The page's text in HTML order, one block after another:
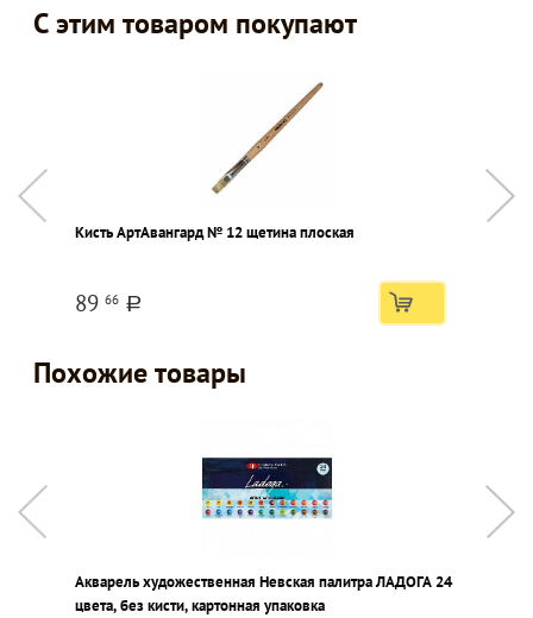
С этим товаром покупают
Кисть АртАвангард № 12 щетина плоская
89 66 a
Похожие товары
Акварель художественная Невская палитра ЛАДОГА 24
цвета, без кисти, картонная упаковка